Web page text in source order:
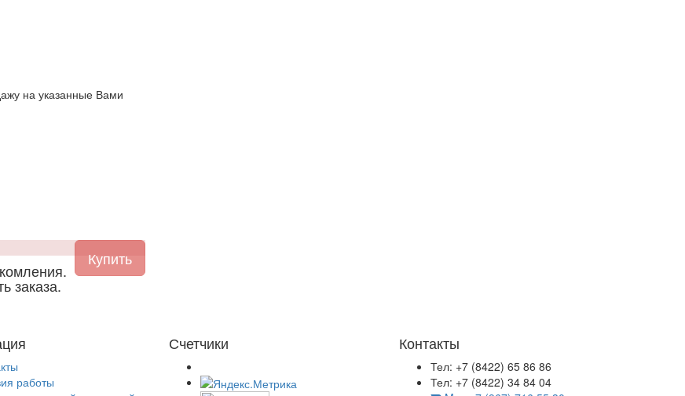
на указанные Вами
заказа.
работы
Счетчики Контакты
Тел: +7 (8422) 65 86 86
Тел: +7 (8422) 34 84 04